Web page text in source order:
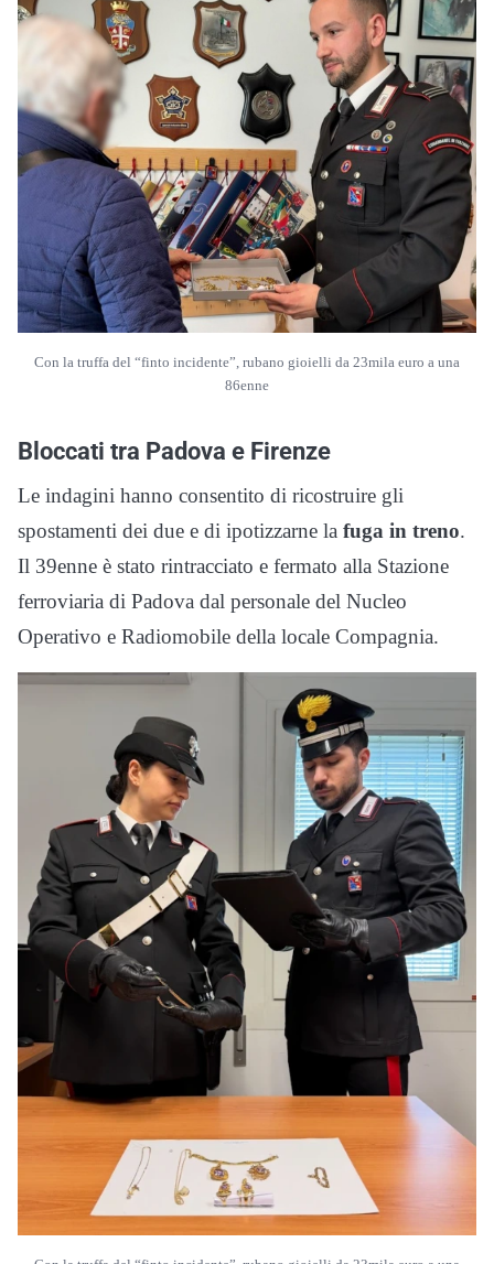
Con la truffa del “finto incidente”, rubano gioielli da 23mila euro a una
86enne
Bloccati tra Padova e Firenze
Le indagini hanno consentito di ricostruire gli
spostamenti dei due e di ipotizzarne la fuga in treno.
Il 39enne è stato rintracciato e fermato alla Stazione
ferroviaria di Padova dal personale del Nucleo
Operativo e Radiomobile della locale Compagnia.